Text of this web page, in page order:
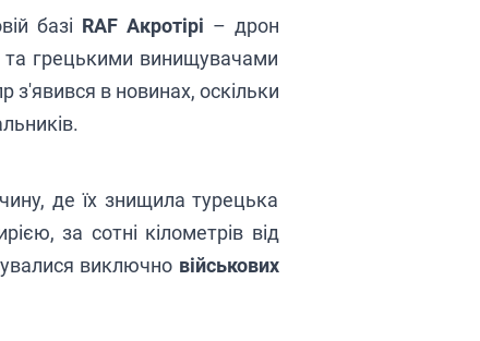
базі RAF Акротірі – дрон
та грецькими винищувачами
з'явився в новинах, оскільки
де їх знищила турецька
за сотні кілометрів від
виключно військових